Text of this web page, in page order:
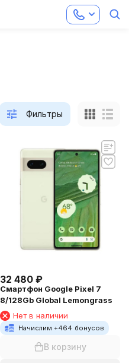
Фильтры
32 480 ₽
Смартфон Google Pixel 7
8/128Gb Global Lemongrass
Нет в наличии
Начислим +464 бонусов
В корзину